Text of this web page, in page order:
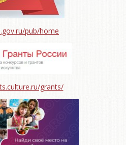
pub/home
grants/